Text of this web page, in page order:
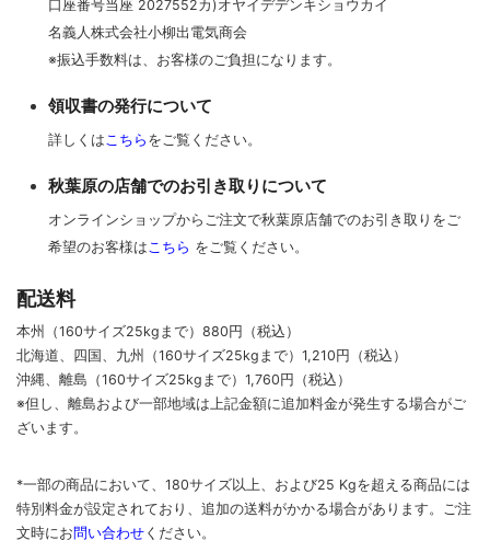
口座番号当座 2027552カ)オヤイデデンキショウカイ
名義人株式会社小柳出電気商会
※振込手数料は、お客様のご負担になります。
領収書の発行について
詳しくはこちら をご覧ください。
秋葉原の店舗でのお引き取りについて
オンラインショップからご注文で秋葉原店舗でのお引き取りをご
希望のお客様はこちら をご覧ください。
配送料
本州（160サイズ25kgまで）880円（税込）
北海道、四国、九州
（160サイズ25kgまで） 1,210円（税込）
沖縄、離島 （160サイズ25kgまで） 1,760円（税込）
※但し、離島および一部地域は上記金額に追加料金が発生する場合がご
ざいます。
*一部の商品において、180サイズ以上、および25 Kgを超える商品には
特別料金が設定されており、追加の送料がかかる場合があります。 ご注
文時にお問い合わせ ください。